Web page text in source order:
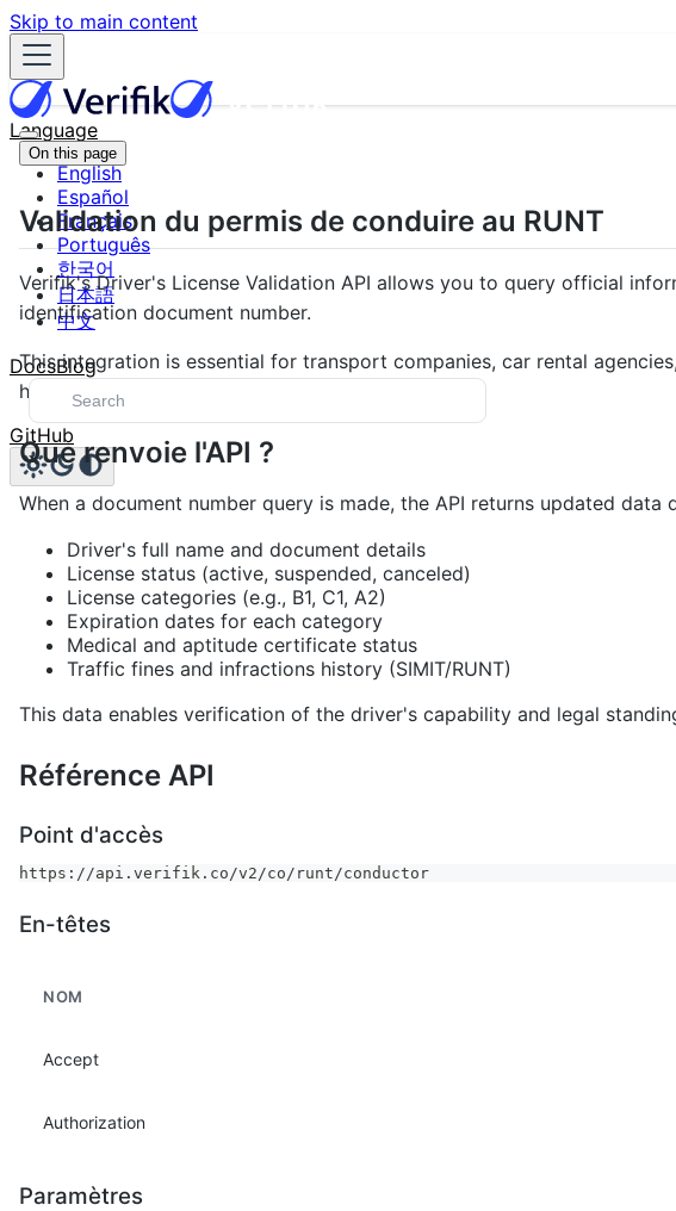
Skip to main content
Language
English
Español
Français
Português
한국어
日本語
中文
DocsBlog
GitHub
On this page
Validation du permis de conduire au RUNT
Verifik's Driver's License Validation API allows you to query official
identification document number.
This integration is essential for transport companies, car rental
hiring or authorizing vehicle use.
Que renvoie l'API ?
When a document number query is made, the API returns updated data
Driver's full name and document details
License status (active, suspended, canceled)
License categories (e.g., B1, C1, A2)
Expiration dates for each category
Medical and aptitude certificate status
Traffic fines and infractions history (SIMIT/RUNT)
This data enables verification of the driver's capability and legal
Référence API
Point d'accès
https://api.verifik.co/v2/co/runt/conductor
En-têtes
NOM
Accept
Authorization
Paramètres